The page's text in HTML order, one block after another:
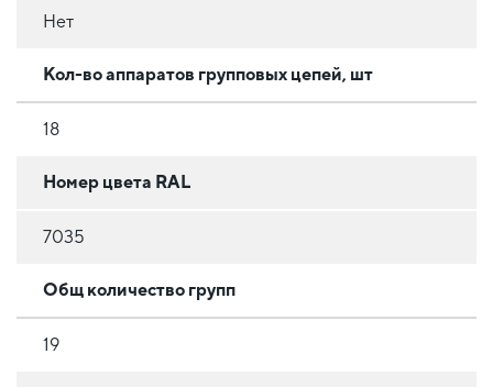
Нет
Кол-во аппаратов групповых цепей, шт
18
Номер цвета RAL
7035
Общ количество групп
19